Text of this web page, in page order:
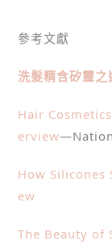
參考文獻
洗髮精含矽靈之
Hair
erview
How Silicones
ew
The Beauty of